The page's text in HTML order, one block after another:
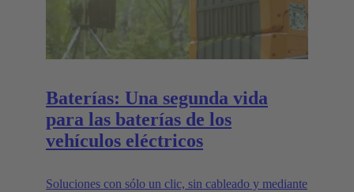
Baterías: Una segunda vida
para las baterías de los
vehículos eléctricos
Soluciones con sólo un clic, sin cableado y mediante